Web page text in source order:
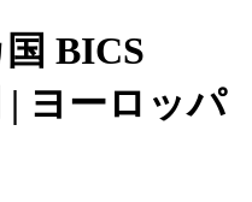
BICS
| ヨーロッパ